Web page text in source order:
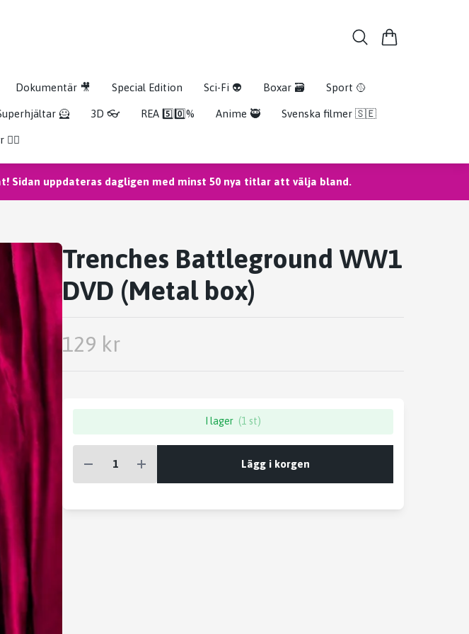
Dokumentär 🎥 Special Edition Sci-Fi 👽 Boxar 🗃️ Sport 🥎
🦸 3D 👓 REA 5️⃣0️⃣% Anime 🥷 Svenska filmer 🇸🇪
🧛‍♀️
Sidan uppdateras dagligen med minst 50 nya titlar att välja bland.
Trenches Battleground WW1
DVD (Metal box)
129 kr
I lager (1 st)
Lägg i korgen